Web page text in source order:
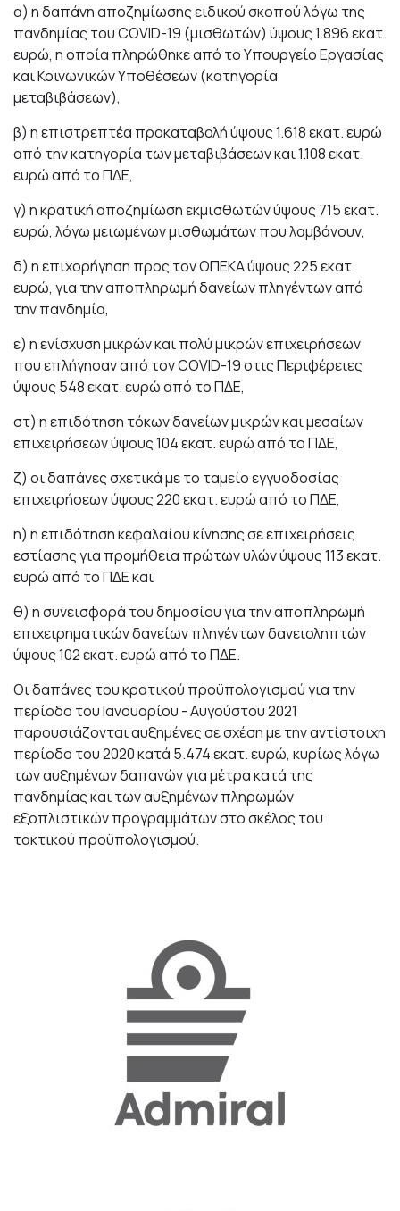
α) η δαπάνη αποζημίωσης ειδικού σκοπού λόγω της
πανδημίας του COVID-19 (μισθωτών) ύψους 1.896 εκατ.
ευρώ, η οποία πληρώθηκε από το Υπουργείο Εργασίας
και Κοινωνικών Υποθέσεων (κατηγορία
μεταβιβάσεων),
β) η επιστρεπτέα προκαταβολή ύψους 1.618 εκατ. ευρώ
από την κατηγορία των μεταβιβάσεων και 1.108 εκατ.
ευρώ από το ΠΔΕ,
γ) η κρατική αποζημίωση εκμισθωτών ύψους 715 εκατ.
ευρώ, λόγω μειωμένων μισθωμάτων που λαμβάνουν,
δ) η επιχορήγηση προς τον ΟΠΕΚΑ ύψους 225 εκατ.
ευρώ, για την αποπληρωμή δανείων πληγέντων από
την πανδημία,
ε) η ενίσχυση μικρών και πολύ μικρών επιχειρήσεων
που επλήγησαν από τον COVID-19 στις Περιφέρειες
ύψους 548 εκατ. ευρώ από το ΠΔΕ,
στ) η επιδότηση τόκων δανείων μικρών και μεσαίων
επιχειρήσεων ύψους 104 εκατ. ευρώ από το ΠΔΕ,
ζ) οι δαπάνες σχετικά με το ταμείο εγγυοδοσίας
επιχειρήσεων ύψους 220 εκατ. ευρώ από το ΠΔΕ,
η) η επιδότηση κεφαλαίου κίνησης σε επιχειρήσεις
εστίασης για προμήθεια πρώτων υλών ύψους 113 εκατ.
ευρώ από το ΠΔΕ και
θ) η συνεισφορά του δημοσίου για την αποπληρωμή
επιχειρηματικών δανείων πληγέντων δανειοληπτών
ύψους 102 εκατ. ευρώ από το ΠΔΕ.
Οι δαπάνες του κρατικού προϋπολογισμού για την
περίοδο του Ιανουαρίου - Αυγούστου 2021
παρουσιάζονται αυξημένες σε σχέση με την αντίστοιχη
περίοδο του 2020 κατά 5.474 εκατ. ευρώ, κυρίως λόγω
των αυξημένων δαπανών για μέτρα κατά της
πανδημίας και των αυξημένων πληρωμών
εξοπλιστικών προγραμμάτων στο σκέλος του
τακτικού προϋπολογισμού.